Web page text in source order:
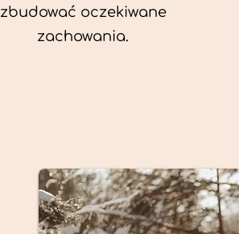
zbudować oczekiwane
zachowania.